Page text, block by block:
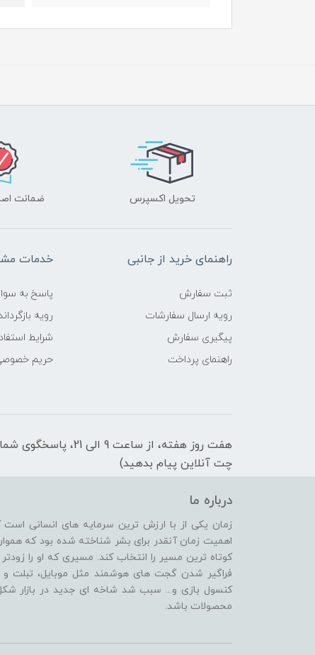
تحویل اکسپرس ضمانت
راهنمای خرید از جانبی
ثبت سفارش
رویه ارسال سفارشات
پیگیری سفارش
راهنمای پرداخت
خدمات
پاسخ به
رویه
شرایط
حریم
هفت روز هفته، از ساعت
چت آنلاین پیام بدهید)
درباره ما
زمان یکی از با ارزش ترین سرمایه های انسانی
اهمیت زمان آنقدر برای بشر شناخته شده بود که
کوتاه ترین مسیر را انتخاب کند. مسیری که او را
فراگیر شدن گجت های هوشمند مثل موبایل، تبلت و
کنسول بازی و... سبب شد شاخه ای جدید در بازار
محصولات باشد.